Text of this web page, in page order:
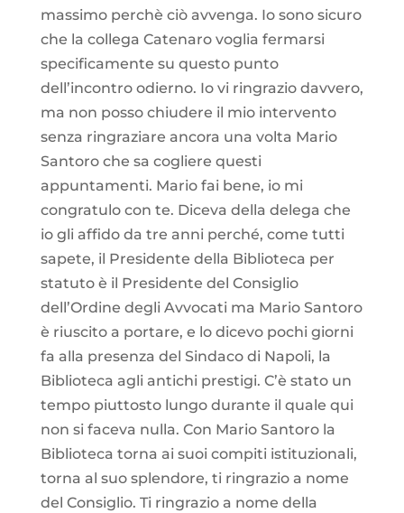
massimo perchè ciò avvenga. Io sono sicuro
che la collega Catenaro voglia fermarsi
specificamente su questo punto
dell’incontro odierno. Io vi ringrazio davvero,
ma non posso chiudere il mio intervento
senza ringraziare ancora una volta Mario
Santoro che sa cogliere questi
appuntamenti. Mario fai bene, io mi
congratulo con te. Diceva della delega che
io gli affido da tre anni perché, come tutti
sapete, il Presidente della Biblioteca per
statuto è il Presidente del Consiglio
dell’Ordine degli Avvocati ma Mario Santoro
è riuscito a portare, e lo dicevo pochi giorni
fa alla presenza del Sindaco di Napoli, la
Biblioteca agli antichi prestigi. C’è stato un
tempo piuttosto lungo durante il quale qui
non si faceva nulla. Con Mario Santoro la
Biblioteca torna ai suoi compiti istituzionali,
torna al suo splendore, ti ringrazio a nome
del Consiglio. Ti ringrazio a nome della